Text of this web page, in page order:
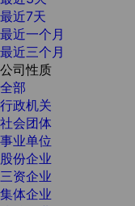
最近7天
最近一个月
最近三个月
公司性质
全部
行政机关
社会团体
事业单位
股份企业
三资企业
集体企业